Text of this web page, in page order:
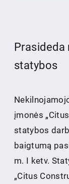
Prasideda
statybos
įmonės
statybos
baigtumą
m. I ketv.
„Citus